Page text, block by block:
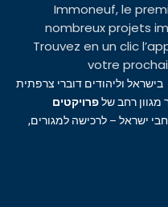
Immoneuf, le
nombreux projets
Trouvez en un clic
votre
וליהודים דוברי צרפתית
רחב שלפרויקטים
ישראל – לרכישה למגורים,